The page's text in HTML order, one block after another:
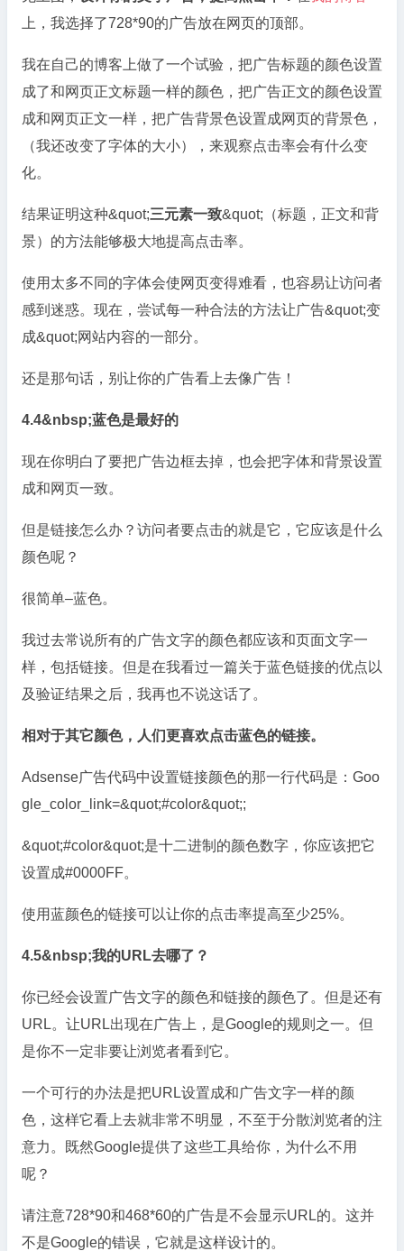
上，我选择了728*90的广告放在网页的顶部。
我在自己的博客上做了一个试验，把广告标题的颜色设置
成了和网页正文标题一样的颜色，把广告正文的颜色设置
成和网页正文一样，把广告背景色设置成网页的背景色，
（我还改变了字体的大小），来观察点击率会有什么变
化。
结果证明这种&quot;三元素一致&quot;（标题，正文和背
景）的方法能够极大地提高点击率。
使用太多不同的字体会使网页变得难看，也容易让访问者
感到迷惑。现在，尝试每一种合法的方法让广告&quot;变
成&quot;网站内容的一部分。
还是那句话，别让你的广告看上去像广告！
4.4&nbsp;蓝色是最好的
现在你明白了要把广告边框去掉，也会把字体和背景设置
成和网页一致。
但是链接怎么办？访问者要点击的就是它，它应该是什么
颜色呢？
很简单–蓝色。
我过去常说所有的广告文字的颜色都应该和页面文字一
样，包括链接。但是在我看过一篇关于蓝色链接的优点以
及验证结果之后，我再也不说这话了。
相对于其它颜色，人们更喜欢点击蓝色的链接。
Adsense广告代码中设置链接颜色的那一行代码是：Goo
gle_color_link=&quot;#color&quot;;
&quot;#color&quot;是十二进制的颜色数字，你应该把它
设置成#0000FF。
使用蓝颜色的链接可以让你的点击率提高至少25%。
4.5&nbsp;我的URL去哪了？
你已经会设置广告文字的颜色和链接的颜色了。但是还有
URL。让URL出现在广告上，是Google的规则之一。但
是你不一定非要让浏览者看到它。
一个可行的办法是把URL设置成和广告文字一样的颜
色，这样它看上去就非常不明显，不至于分散浏览者的注
意力。既然Google提供了这些工具给你，为什么不用
呢？
请注意728*90和468*60的广告是不会显示URL的。这并
不是Google的错误，它就是这样设计的。